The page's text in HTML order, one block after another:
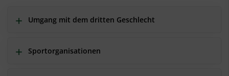
Umgang mit dem dritten Geschlecht
Sportorganisationen